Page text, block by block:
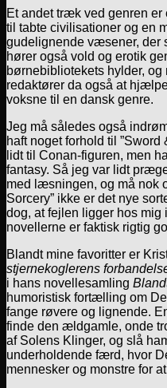
Et andet træk ved genren
til tabte civilisationer og en
gudelignende væsener, der
hører også vold og erotik
børnebibliotekets hylder,
redaktører da også at
voksne til en dansk genre.
Jeg må således også
haft noget forhold til
lidt til Conan-figuren, men
fantasy. Så jeg var lidt
med læsningen, og må nok
Sorcery” ikke er det nye
dog, at fejlen ligger hos mig
novellerne er faktisk rigtig
Blandt mine favoritter er
stjernekoglerens
i hans novellesamling
humoristisk fortælling om
fange røvere og lignende.
finde den ældgamle, onde
af Solens Klinger, og slå
underholdende færd, hvor
mennesker og monstre for